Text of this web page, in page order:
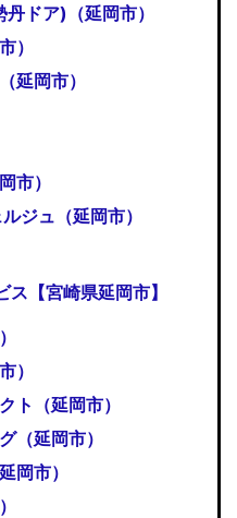
ドア)（延岡市）
）
延岡市）
市）
ジュ（延岡市）
【宮崎県延岡市】
）
ト（延岡市）
（延岡市）
岡市）